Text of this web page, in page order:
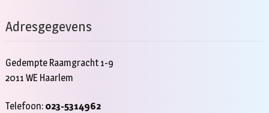
Adresgegevens
Gedempte Raamgracht 1-9
2011 WE Haarlem
Telefoon: 023-5314962